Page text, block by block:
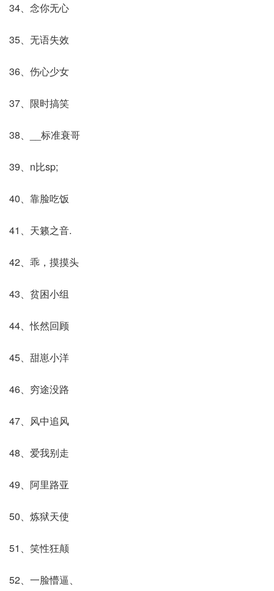
34、念你无心
35、无语失效
36、伤心少女
37、限时搞笑
38、__标准衰哥
39、n比sp;
40、靠脸吃饭
41、天籁之音.
42、乖，摸摸头
43、贫困小组
44、怅然回顾
45、甜崽小洋
46、穷途没路
47、风中追风
48、爱我别走
49、阿里路亚
50、炼狱天使
51、笑性狂颠
52、一脸懵逼、